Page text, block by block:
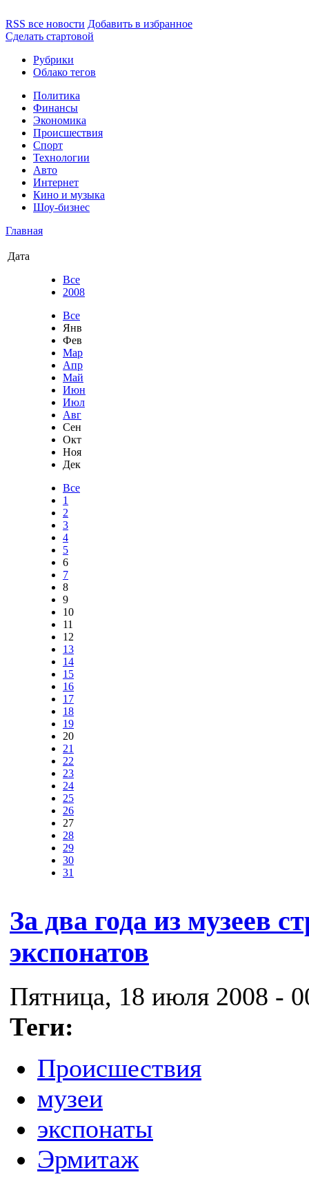
RSS все новости Добавить в избранное
Сделать стартовой
Рубрики
Облако тегов
Политика
Финансы
Экономика
Происшествия
Спорт
Технологии
Авто
Интернет
Кино и музыка
Шоу-бизнес
Главная
Дата
Все
2008
Все
Янв
Фев
Мар
Апр
Май
Июн
Июл
Авг
Сен
Окт
Ноя
Дек
Все
1
2
3
4
5
6
7
8
9
10
11
12
13
14
15
16
17
18
19
20
21
22
23
24
25
26
27
28
29
30
31
За два года из музеев
экспонатов
Пятница, 18 июля 2008 -
Теги:
Происшествия
музеи
экспонаты
Эрмитаж